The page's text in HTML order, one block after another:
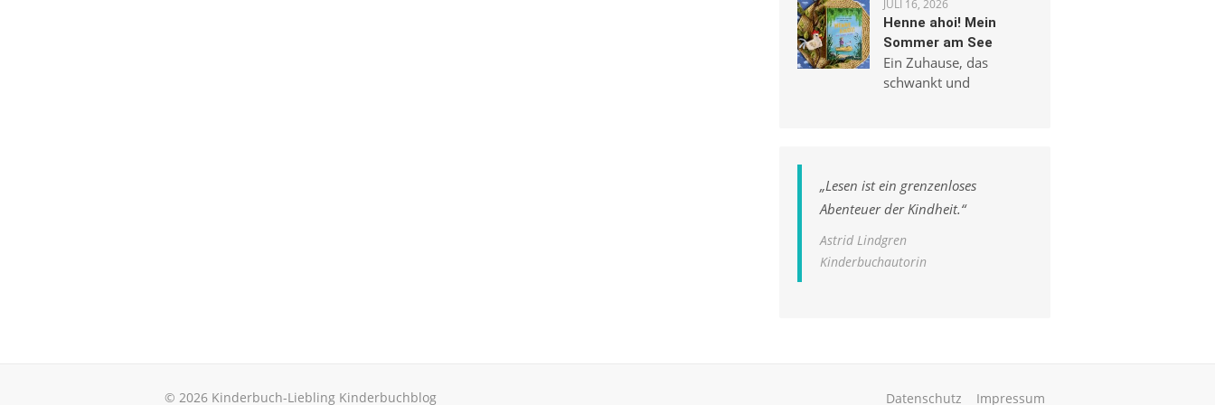
JULI 16, 2026
Henne ahoi! Mein
Sommer am See
Ein Zuhause, das
schwankt und
„Lesen ist ein grenzenloses
Abenteuer der Kindheit.“
Astrid Lindgren
Kinderbuchautorin
© 2026 Kinderbuch-Liebling Kinderbuchblog Datenschutz Impressum